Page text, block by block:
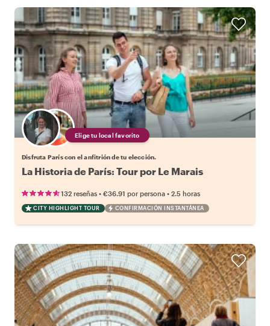
Elige tu local favorito
Disfruta París con el anfitrión de tu elección.
La Historia de París: Tour por Le Marais
132 reseñas • €36.91 por persona • 2.5 horas
CITY HIGHLIGHT TOUR CONFIRMACIÓN INSTANTÁNEA